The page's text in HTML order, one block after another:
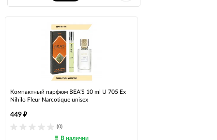
Компактный парфюм BEA'S 10 ml U 705 Ex
Nihilo Fleur Narcotique unisex
(0)
449 ₽
В наличии